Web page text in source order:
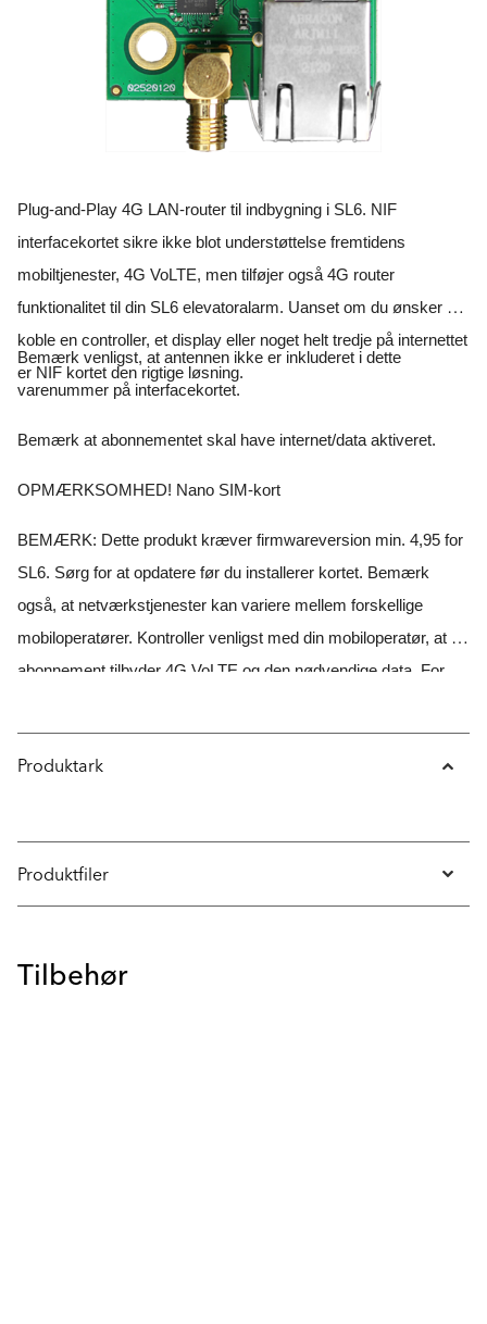
Plug-and-Play 4G LAN-router til indbygning i SL6. NIF
interfacekortet sikre ikke blot understøttelse fremtidens
mobiltjenester, 4G VoLTE, men tilføjer også 4G router
funktionalitet til din SL6 elevatoralarm. Uanset om du ønsker at
koble en controller, et display eller noget helt tredje på internettet
er NIF kortet den rigtige løsning.
Bemærk venligst, at antennen ikke er inkluderet i dette
varenummer på interfacekortet.
Bemærk at abonnementet skal have internet/data aktiveret.
OPMÆRKSOMHED! Nano SIM-kort
BEMÆRK: Dette produkt kræver firmwareversion min. 4,95 for
SL6. Sørg for at opdatere før du installerer kortet. Bemærk
også, at netværkstjenester kan variere mellem forskellige
mobiloperatører. Kontroller venligst med din mobiloperatør, at dit
abonnement tilbyder 4G VoLTE og den nødvendige data. For
kontakt venligst dit lokale SafeLine kontor.
Produktark
Produktfiler
Tilbehør